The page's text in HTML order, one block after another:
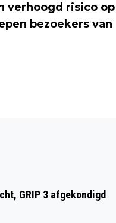
verhoogd risico op
bezoekers van
EN WERK
GRIP 3 afgekondigd